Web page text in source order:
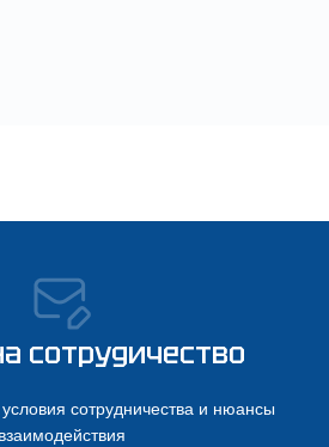
сотрудичество
сотрудничества и нюансы
взаимодействия